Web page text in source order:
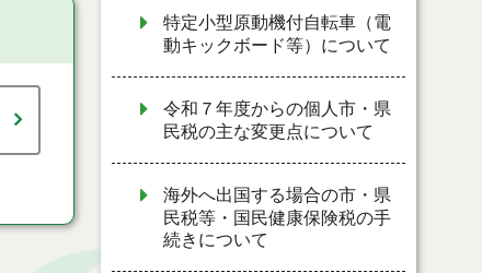
特定小型原動機付自転車（電
動キックボード等）について
令和７年度からの個人市・県
民税の主な変更点について
海外へ出国する場合の市・県
民税等・国民健康保険税の手
続きについて